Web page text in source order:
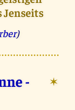
Jenseits
)
-
✶